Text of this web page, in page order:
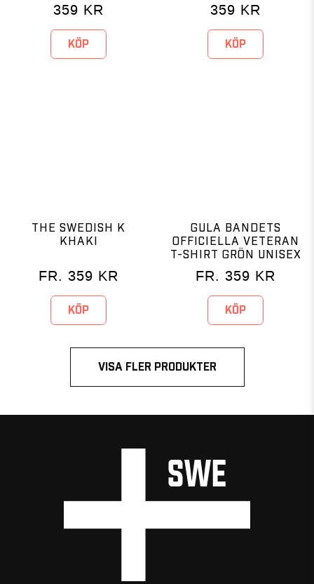
359 KR
KÖP
359 KR
KÖP
THE SWEDISH K
KHAKI
FR. 359 KR
KÖP
GULA BANDETS
OFFICIELLA VETERAN
T-SHIRT GRÖN UNISEX
FR. 359 KR
KÖP
VISA FLER PRODUKTER